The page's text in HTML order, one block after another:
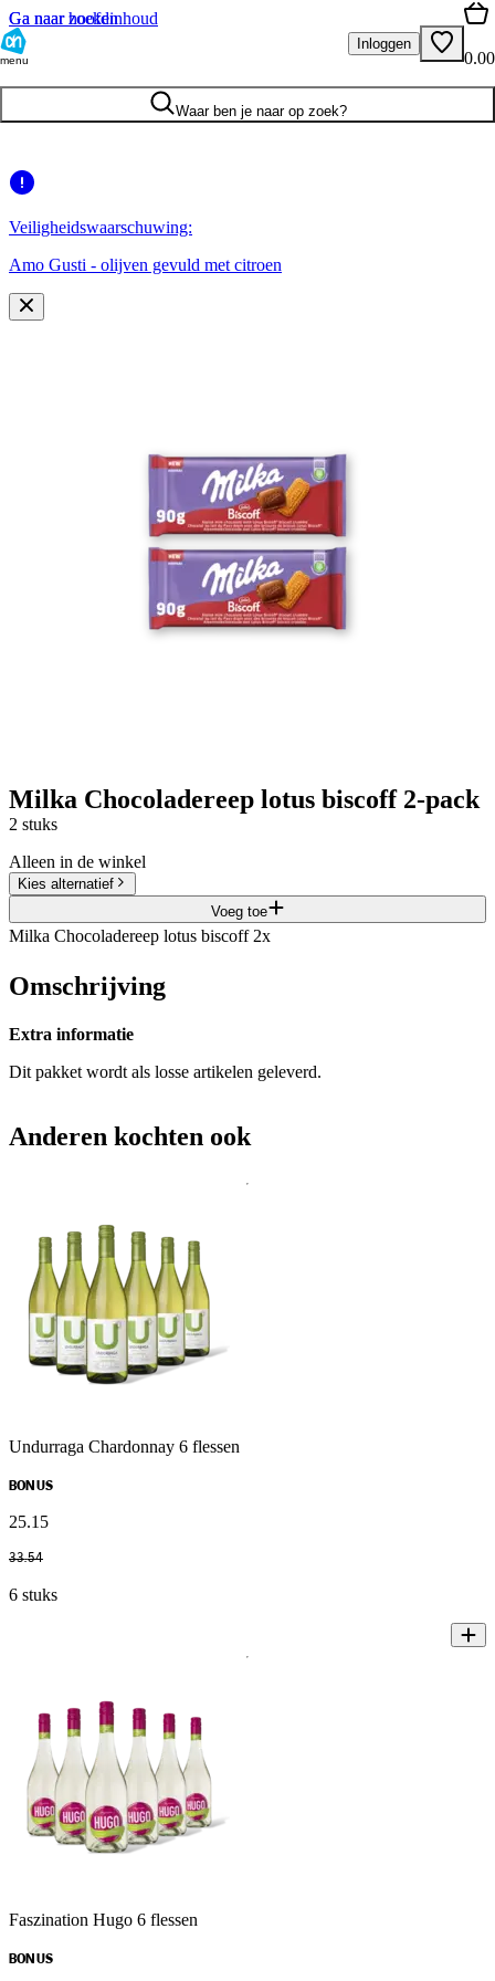
Ga naar hoofdinhoud
Ga naar zoeken
menu
Inloggen
0.00
Waar ben je naar op zoek?
Veiligheidswaarschuwing:
Amo Gusti - olijven gevuld met citroen
Milka Chocoladereep lotus biscoff 2-pack
2 stuks
Alleen in de winkel
Kies alternatief
Voeg toe
Milka Chocoladereep lotus biscoff 2x
Omschrijving
Extra informatie
Dit pakket wordt als losse artikelen geleverd.
Anderen kochten ook
Undurraga Chardonnay 6 flessen
BONUS
25.15
33.54
6 stuks
Faszination Hugo 6 flessen
BONUS